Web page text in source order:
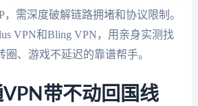
需深度破解链路拥堵和协议限制。
VPN和Bling VPN，用亲身实测找
圈、游戏不延迟的靠谱帮手。
带不动回国线